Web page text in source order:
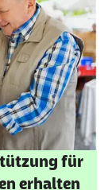
für
erhalten